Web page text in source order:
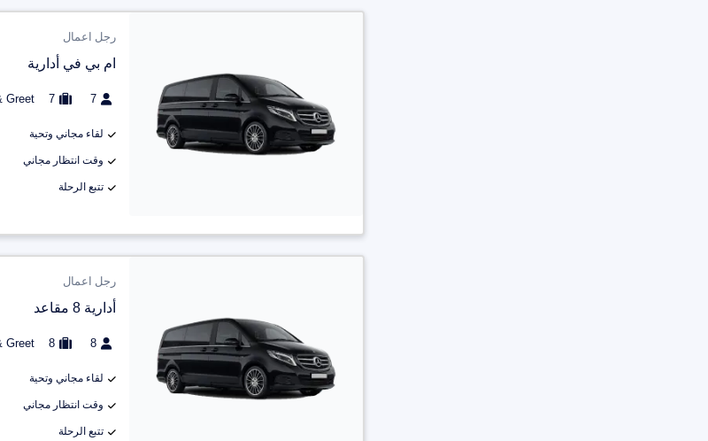
رجل اعمال
ام بي في أدارية
7
7
Greet
لقاء مجاني وتحية
وقت انتظار مجاني
تتبع الرحلة
رجل اعمال
أدارية 8 مقاعد
8
8
Greet
لقاء مجاني وتحية
وقت انتظار مجاني
تتبع الرحلة